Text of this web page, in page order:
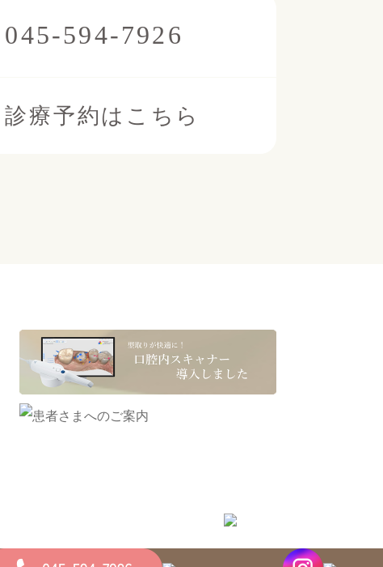
045-594-7926
診療予約はこちら